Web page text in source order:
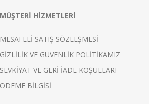
MÜŞTERİ HİZMETLERİ
MESAFELİ SATIŞ SÖZLEŞMESİ
GİZLİLİK VE GÜVENLİK POLİTİKAMIZ
SEVKİYAT VE GERİ İADE KOŞULLARI
ÖDEME BİLGİSİ